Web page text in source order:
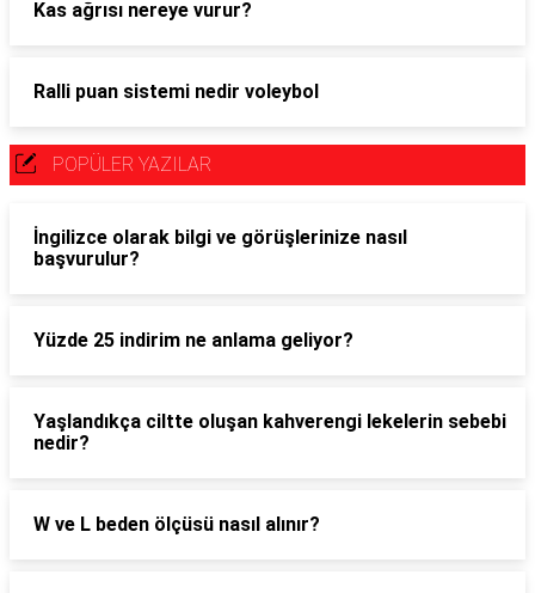
Kas ağrısı nereye vurur?
Ralli puan sistemi nedir voleybol
POPÜLER YAZILAR
İngilizce olarak bilgi ve görüşlerinize nasıl
başvurulur?
Yüzde 25 indirim ne anlama geliyor?
Yaşlandıkça ciltte oluşan kahverengi lekelerin sebebi
nedir?
W ve L beden ölçüsü nasıl alınır?